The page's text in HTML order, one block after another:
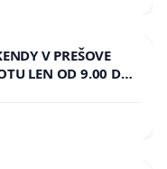
V PREŠOVE
LEN OD 9.00 DO
CIEĽ 8.00 – 18.00